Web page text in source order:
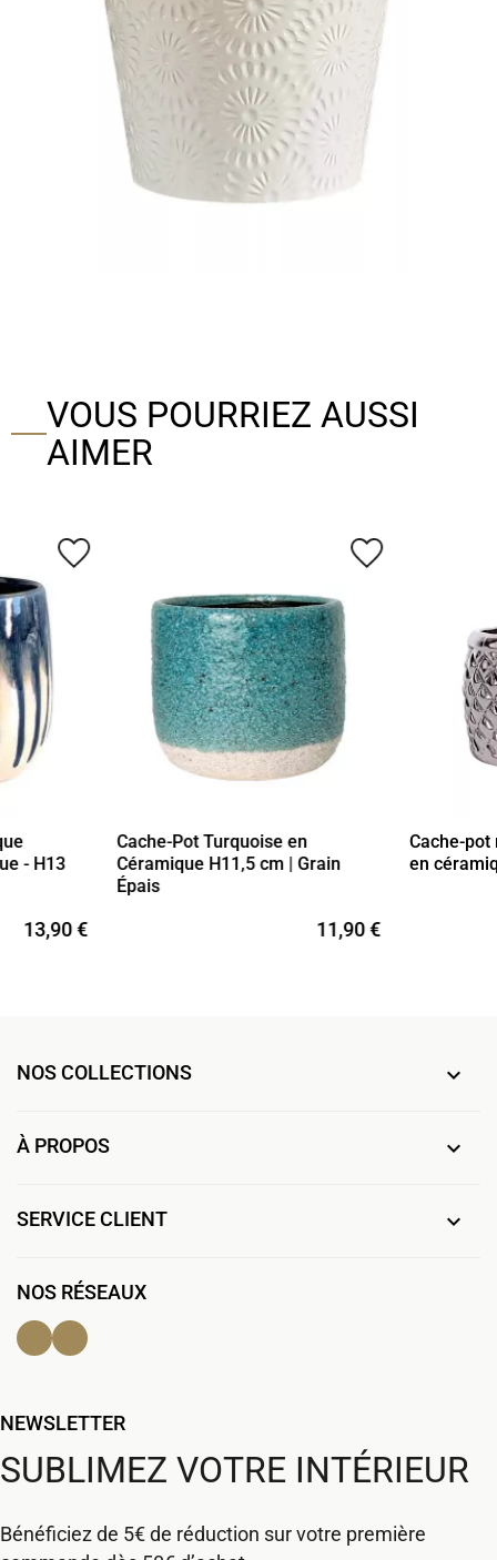
VOUS POURRIEZ AUSSI
AIMER
- H13
13,90 €
favorite_border
Cache-Pot Turquoise en
Céramique H11,5 cm | Grain
Épais
11,90 €
favorite_border
Cache-
en
NOS COLLECTIONS 
À PROPOS 
SERVICE CLIENT 
NOS RÉSEAUX
Facebook
NEWSLETTER
SUBLIMEZ VOTRE INTÉRIEUR
Bénéficiez de 5€ de réduction sur votre première